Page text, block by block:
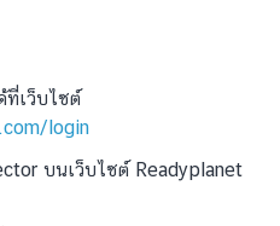
ที่เว็บไซต์
login
บนเว็บไซต์ Readyplanet